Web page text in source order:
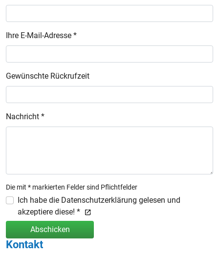
Ihre E-Mail-Adresse *
Gewünschte Rückrufzeit
Nachricht *
Die mit * markierten Felder sind Pflichtfelder
Ich habe die Datenschutzerklärung gelesen und
akzeptiere diese! *
Abschicken
Kontakt